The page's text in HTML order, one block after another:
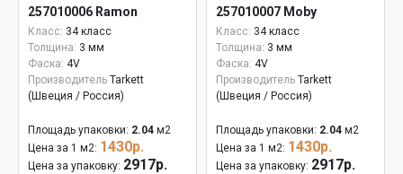
257010006 Ramon
Класс: 34 класс
Толщина: 3 мм
Фаска: 4V
Производитель Tarkett
(Швеция / Россия)
Площадь упаковки: 2.04 м2
Цена за 1 м2: 1430р.
Цена за упаковку: 2917р.
257010007 Moby
Класс: 34 класс
Толщина: 3 мм
Фаска: 4V
Производитель Tarkett
(Швеция / Россия)
Площадь упаковки: 2.04 м2
Цена за 1 м2: 1430р.
Цена за упаковку: 2917р.